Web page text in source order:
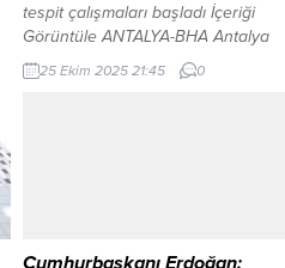
tespit çalışmaları başladı İçeriği
Görüntüle ANTALYA-BHA Antalya
Kepez Belediyesi, kültür ve sanat
etkinliklerini “Sahne Kepez” ile
düzenlendi. Sevilen çizgi film
25 Ekim 2025 21:45 0
Cumhurbaşkanı Erdoğan: